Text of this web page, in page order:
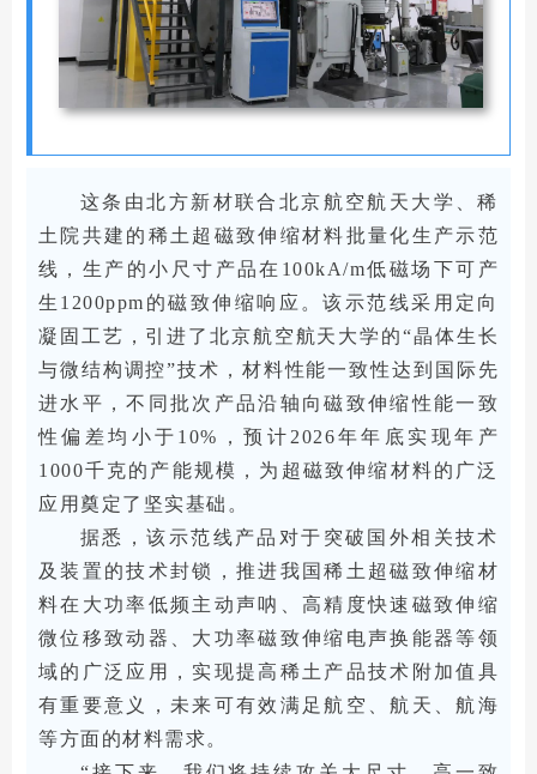
这条由北方新材联合北京航空航天大学、稀
土院共建的稀土超磁致伸缩材料批量化生产示范
线，生产的小尺寸产品在100kA/m低磁场下可产
生1200ppm的磁致伸缩响应。该示范线采用定向
凝固工艺，引进了北京航空航天大学的“晶体生长
与微结构调控”技术，材料性能一致性达到国际先
进水平，不同批次产品沿轴向磁致伸缩性能一致
性偏差均小于10%，预计2026年年底实现年产
1000千克的产能规模，为超磁致伸缩材料的广泛
应用奠定了坚实基础。
据悉，该示范线产品对于突破国外相关技术
及装置的技术封锁，推进我国稀土超磁致伸缩材
料在大功率低频主动声呐、高精度快速磁致伸缩
微位移致动器、大功率磁致伸缩电声换能器等领
域的广泛应用，实现提高稀土产品技术附加值具
有重要意义，未来可有效满足航空、航天、航海
等方面的材料需求。